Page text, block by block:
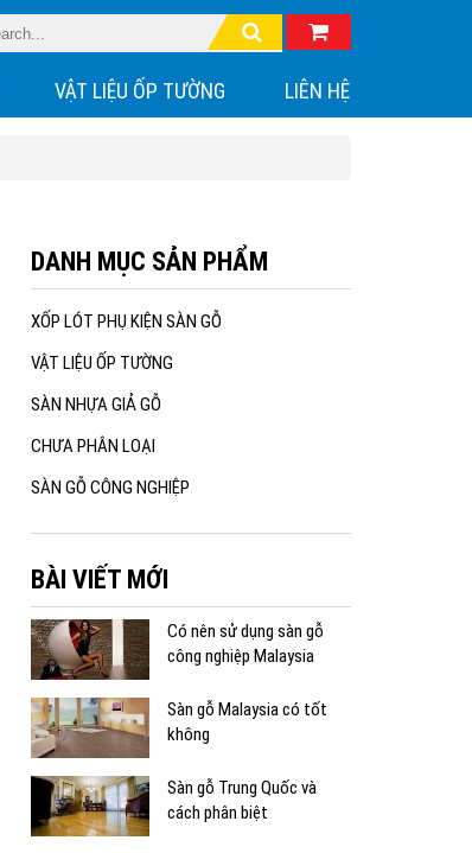
VẬT LIỆU ỐP TƯỜNG LIÊN HỆ
DANH MỤC SẢN PHẨM
XỐP LÓT PHỤ KIỆN SÀN GỖ
VẬT LIỆU ỐP TƯỜNG
SÀN NHỰA GIẢ GỖ
CHƯA PHÂN LOẠI
SÀN GỖ CÔNG NGHIỆP
BÀI VIẾT MỚI
Có nên sử dụng sàn gỗ
công nghiệp Malaysia
Sàn gỗ Malaysia có tốt
không
Sàn gỗ Trung Quốc và
cách phân biệt